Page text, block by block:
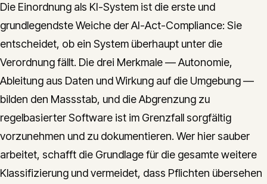
Die Einordnung als KI-System ist die erste und
grundlegendste Weiche der AI-Act-Compliance: Sie
entscheidet, ob ein System überhaupt unter die
Verordnung fällt. Die drei Merkmale — Autonomie,
Ableitung aus Daten und Wirkung auf die Umgebung —
bilden den Massstab, und die Abgrenzung zu
regelbasierter Software ist im Grenzfall sorgfältig
vorzunehmen und zu dokumentieren. Wer hier sauber
arbeitet, schafft die Grundlage für die gesamte weitere
Klassifizierung und vermeidet, dass Pflichten übersehen